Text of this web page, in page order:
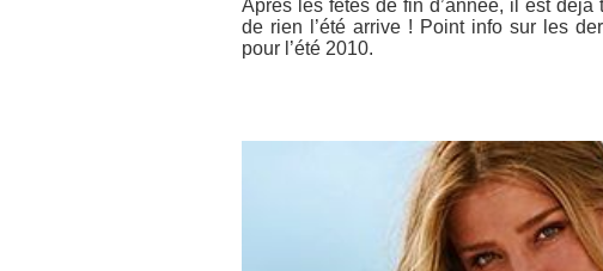
Après les fêtes de fin d’année, il est
de rien l’été arrive ! Point info sur les
pour l’été 2010.